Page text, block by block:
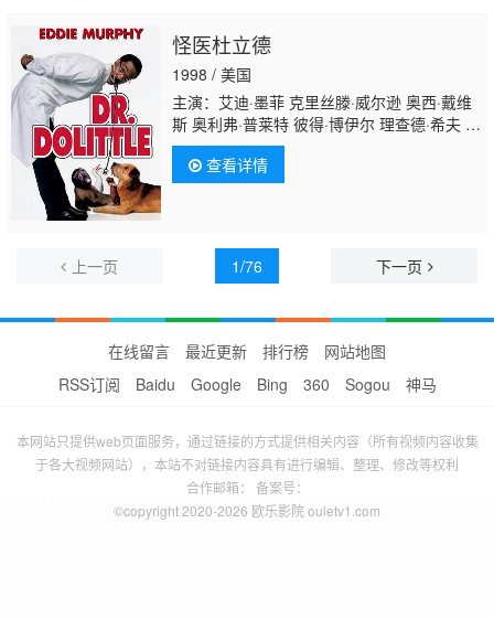
怪医杜立德
1998 / 美国
主演：艾迪·墨菲 克里丝滕·威尔逊 奥西·戴维
斯 奥利弗·普莱特 彼得·博伊尔 理查德·希夫 杰
弗里·塔伯 凯拉·帕特 雷文-西蒙尼 斯蒂芬·吉尔
伯恩 埃里克·德拉姆斯 June
Christopher Cherie Franklin 马克·阿戴尔-里
纳徳 艾伯特·布鲁克斯 克里斯·洛克 雷尼·桑托
尼 约翰·雷吉扎莫 朱莉·卡夫娜 盖瑞·山德林 艾
查看详情
上一页 1/76 下一页
在线留言 最近更新 排行榜
网站地图
RSS订阅
Baidu Google Bing 360 Sogou 神马
本网站只提供web页面服务，通过链接的方式提供相关内容（所有视频内容收集
于各大视频网站），本站不对链接内容具有进行编辑、整理、修改等权利
合作邮箱： 备案号：
©copyright 2020-2026 欧乐影院 ouletv1.com